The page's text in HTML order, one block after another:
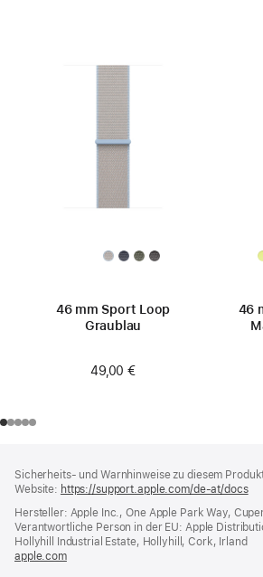
46 mm Sport Loop
Graublau
49,00 €
46
Sicherheits- und Warnhinweise zu diesem
Website: https://support.apple.com/de-at/docs
Hersteller: Apple Inc., One Apple Park Way,
Verantwortliche Person in der EU: Apple
Hollyhill Industrial Estate, Hollyhill, Cork, Irland
apple.com(öffnet